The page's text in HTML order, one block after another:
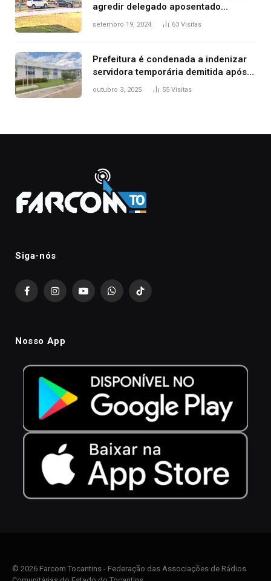
agredir delegado aposentado
durante confusão no trânsito
setembro 19, 2024 63 Visitas
Prefeitura é condenada a indenizar
servidora temporária demitida após
nascimento da filha
outubro 3, 2025 55 Visitas
Siga-nós
FacebookInstagramYouTubeWhatsAppTikTok
Nosso App
© 2026 Farcom Tocantins - Federação das Associações de Rádios